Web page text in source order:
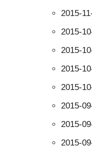
2015-
2015-
2015-
2015-
2015-
2015-
2015-
2015-